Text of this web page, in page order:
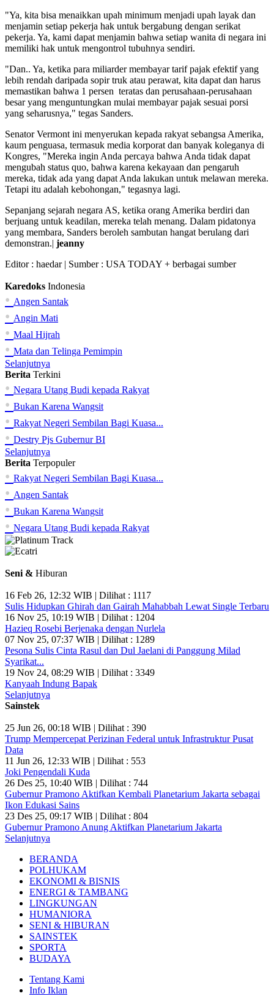
"Ya, kita bisa menaikkan upah minimum menjadi upah layak dan
menjamin setiap pekerja hak untuk bergabung dengan serikat
pekerja. Ya, kami dapat menjamin bahwa setiap wanita di negara ini
memiliki hak untuk mengontrol tubuhnya sendiri.
"Dan.. Ya, ketika para miliarder membayar tarif pajak efektif yang
lebih rendah daripada sopir truk atau perawat, kita dapat dan harus
memastikan bahwa 1 persen teratas dan perusahaan-perusahaan
besar yang menguntungkan mulai membayar pajak sesuai porsi
yang seharusnya," tegas Sanders.
Senator Vermont ini menyerukan kepada rakyat sebangsa Amerika,
kaum penguasa, termasuk media korporat dan banyak koleganya di
Kongres, "Mereka ingin Anda percaya bahwa Anda tidak dapat
mengubah status quo, bahwa karena kekayaan dan pengaruh
mereka, tidak ada yang dapat Anda lakukan untuk melawan mereka.
Tetapi itu adalah kebohongan," tegasnya lagi.
Sepanjang sejarah negara AS, ketika orang Amerika berdiri dan
berjuang untuk keadilan, mereka telah menang. Dalam pidatonya
yang membara, Sanders beroleh sambutan hangat berulang dari
demonstran.| jeanny
Editor : haedar| Sumber : USA TODAY + berbagai sumber
Karedoks Indonesia
• Angen Santak
• Angin Mati
• Maal Hijrah
• Mata dan Telinga Pemimpin
Selanjutnya
Berita Terkini
• Negara Utang Budi kepada Rakyat
• Bukan Karena Wangsit
• Rakyat Negeri Sembilan Bagi Kuasa...
• Destry Pjs Gubernur BI
Selanjutnya
Berita Terpopuler
• Rakyat Negeri Sembilan Bagi Kuasa...
• Angen Santak
• Bukan Karena Wangsit
• Negara Utang Budi kepada Rakyat
Seni & Hiburan
16 Feb 26, 12:32 WIB | Dilihat : 1117
Sulis Hidupkan Ghirah dan Gairah Mahabbah Lewat Single Terbaru
16 Nov 25, 10:19 WIB | Dilihat : 1204
Hazieq Rosebi Berjenaka dengan Nurlela
07 Nov 25, 07:37 WIB | Dilihat : 1289
Pesona Sulis Cinta Rasul dan Dul Jaelani di Panggung Milad
Syarikat...
19 Nov 24, 08:29 WIB | Dilihat : 3349
Kanyaah Indung Bapak
Selanjutnya
Sainstek
25 Jun 26, 00:18 WIB | Dilihat : 390
Trump Mempercepat Perizinan Federal untuk Infrastruktur Pusat
Data
11 Jun 26, 12:33 WIB | Dilihat : 553
Joki Pengendali Kuda
26 Des 25, 10:40 WIB | Dilihat : 744
Gubernur Pramono Aktifkan Kembali Planetarium Jakarta sebagai
Ikon Edukasi Sains
23 Des 25, 09:17 WIB | Dilihat : 804
Gubernur Pramono Anung Aktifkan Planetarium Jakarta
Selanjutnya
BERANDA
POLHUKAM
EKONOMI & BISNIS
ENERGI & TAMBANG
LINGKUNGAN
HUMANIORA
SENI & HIBURAN
SAINSTEK
SPORTA
BUDAYA
Tentang Kami
Info Iklan